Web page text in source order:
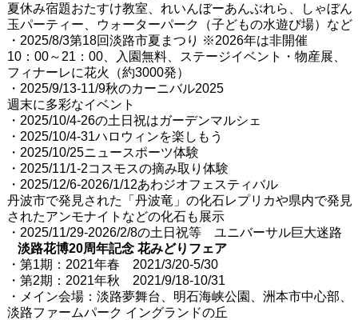
夏休み宿題おたすけ教室、れいんぼーあんぶれら、しゃぼん
玉パーティー、ウォーターパーク（子どもの水遊び場）など
・2025/8/3第18回淡路市夏まつり ※2026年は非開催
10：00～21：00、入園無料、ステージイベント・物産展、
フィナーレに花火（約3000発）
・2025/9/13-11/9秋のカーニバル2025
週末に多彩なイベント
・2025/10/4-26の土日祝はガーデンマルシェ
・2025/10/4-31ハロウィンを楽しもう
・2025/10/25ニュースポーツ体験
・2025/11/1-2コスモスの摘み取り体験
・2025/12/6-2026/1/12あわジオフェスティバル
丹波市で発見された「丹波竜」の化石レプリカや県内で発見
されたアンモナイトなどの化石も展示
・2025/11/29-2026/2/8の土日祝等 ユニバーサル巨大迷路
淡路花博20周年記念 花みどりフェア
・第1期：2021年春 2021/3/20-5/30
・第2期：2021年秋 2021/9/18-10/31
・メイン会場：淡路夢舞台、明石海峡公園、洲本市中心部、
淡路ファームパーク イングランドの丘